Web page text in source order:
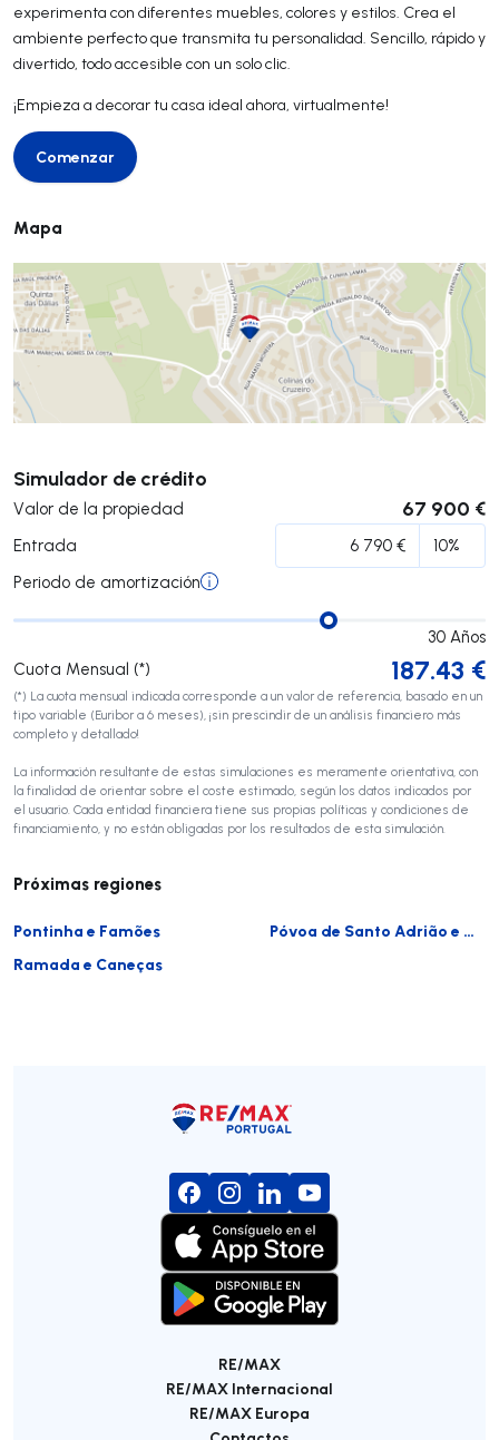
experimenta con diferentes muebles, colores y estilos. Crea el
ambiente perfecto que transmita tu personalidad. Sencillo, rápido y
divertido, todo accesible con un solo clic.
¡Empieza a decorar tu casa ideal ahora, virtualmente!
Comenzar
Comenzar
Mapa
Simulador de crédito
Valor de la propiedad 67 900 €
Entrada
Periodo de amortización
30 Años
Cuota Mensual (*)
187.43 €
(*) La cuota mensual indicada corresponde a un valor de referencia, basado en un
tipo variable (Euribor a 6 meses), ¡sin prescindir de un análisis financiero más
completo y detallado!
La información resultante de estas simulaciones es meramente orientativa, con
la finalidad de orientar sobre el coste estimado, según los datos indicados por
el usuario. Cada entidad financiera tiene sus propias políticas y condiciones de
financiamiento, y no están obligadas por los resultados de esta simulación.
Enviar
Próximas regiones
Pontinha e Famões
Póvoa de Santo Adrião e Olival Basto
Ramada e Caneças
RE/MAX
RE/MAX Internacional
RE/MAX Europa